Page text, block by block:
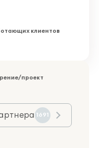
клиентов
проект
1691